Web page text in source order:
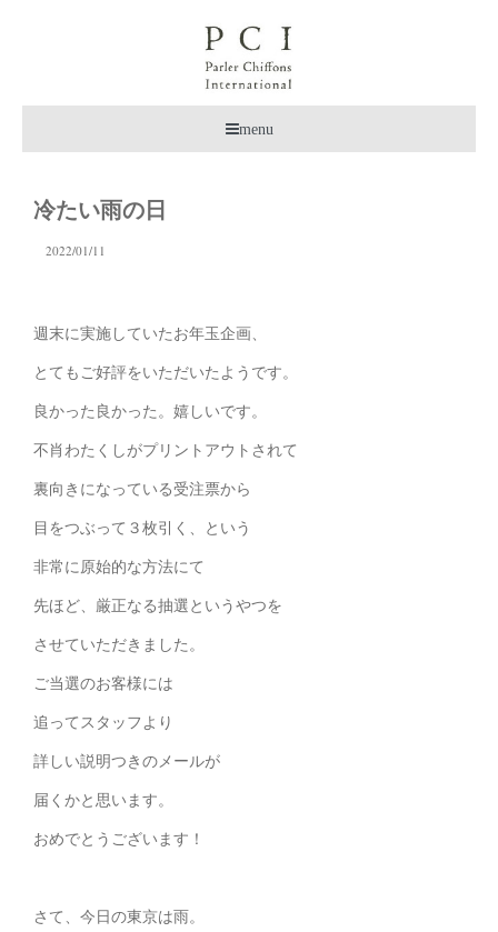
menu
冷たい雨の日
2022/01/11
週末に実施していたお年玉企画、
とてもご好評をいただいたようです。
良かった良かった。嬉しいです。
不肖わたくしがプリントアウトされて
裏向きになっている受注票から
目をつぶって３枚引く、という
非常に原始的な方法にて
先ほど、厳正なる抽選というやつを
させていただきました。
ご当選のお客様には
追ってスタッフより
詳しい説明つきのメールが
届くかと思います。
おめでとうございます！
さて、今日の東京は雨。